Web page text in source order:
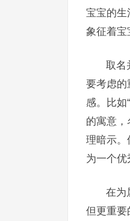
宝宝的生
象征着宝
取名
要考虑的
感。比如
的寓意
理暗示。
为一个优
在为
但更重要